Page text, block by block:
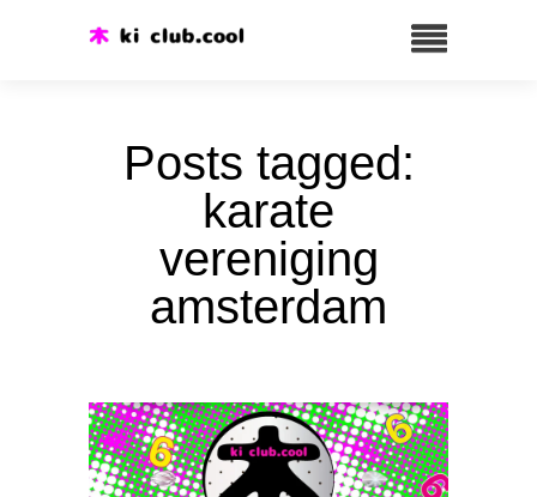
Posts tagged:
karate
vereniging
amsterdam